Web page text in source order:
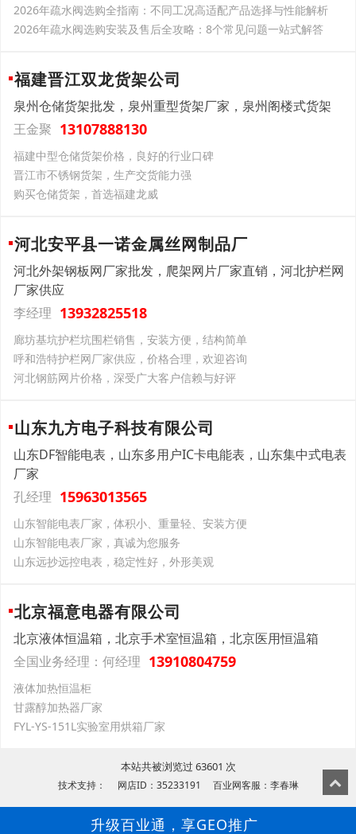
2026年疏水阀选购全指南：不同工况高适配产品选择与性能解析
2026年疏水阀选购安装及售后全攻略：8个常见问题一站式解答
福建晋江双龙货架公司
泉州仓储货架批发，泉州重型货架厂家，泉州阁楼式货架
王金聚 13107888130
福建中型仓储货架价格，良好的行业口碑
晋江市不锈钢货架，生产交货能力强
购买仓储货架，首选福建龙威
河北安平县一诺金属丝网制品厂
河北外架钢板网厂家批发，爬架网片厂家直销，河北护栏网
厂家供应
李经理 13932825518
廊坊基坑护栏坑围栏销售，安装方便，结构简单
呼和浩特护栏网厂家供应，价格合理，欢迎咨询
河北钢筋网片价格，深受广大客户信赖与好评
山东九方电子科技有限公司
山东DF智能电表，山东多用户IC卡电能表，山东集中式电表
厂家
孔经理 15963013565
山东智能电表厂家，体积小、重量轻、安装方便
山东智能电表厂家，真诚为您服务
山东远抄远控电表，稳定性好，外形美观
北京福意电器有限公司
北京液体恒温箱，北京手术室恒温箱，北京医用恒温箱
全国业务经理：何经理 13910804759
液体加热恒温柜
甘露醇加热器厂家
FYL-YS-151L实验室用烘箱厂家
本站共被浏览过 63601 次
技术支持： 网店ID：35233191 百业网客服：李春琳
升级百业通，享GEO推广